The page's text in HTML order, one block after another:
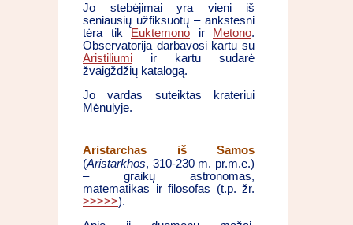
Jo stebėjimai yra vieni iš
seniausių užfiksuotų – ankstesni
tėra tik
Euktemono ir Metono.
Observatorija darbavosi kartu su
Aristiliumi ir kartu sudarė
žvaigždžių katalogą.
Jo vardas suteiktas krateriui
Mėnulyje.
Aristarchas iš Samos
(Aristarkhos, 310-230 m. pr.m.e.)
– graikų astronomas,
matematikas ir filosofas (t.p. žr.
>>>>>).